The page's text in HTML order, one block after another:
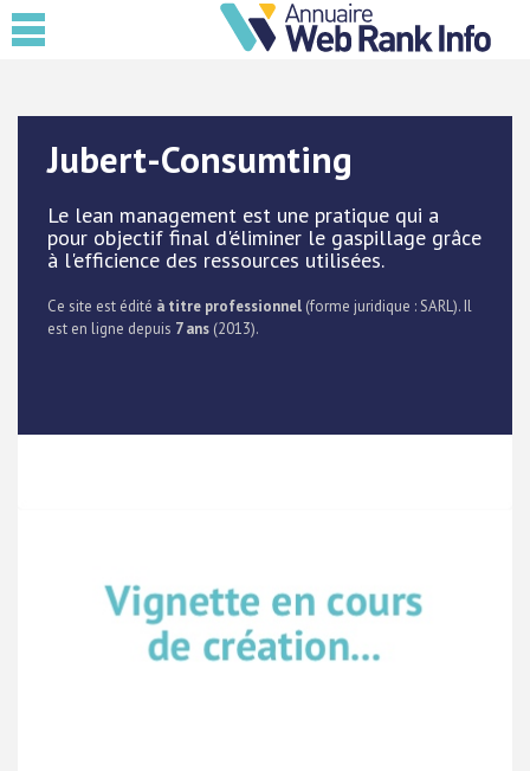
Jubert-Consumting
Le lean management est une pratique qui a
pour objectif final d'éliminer le gaspillage grâce
à l'efficience des ressources utilisées.
Ce site est édité à titre professionnel (forme juridique : SARL). Il
est en ligne depuis 7 ans (2013).